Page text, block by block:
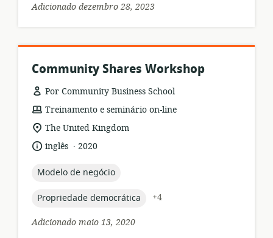
Adicionado dezembro 28, 2023
Community Shares Workshop
Por Community Business School
formato
de
recurso:
Treinamento e seminário on-line
local
de
relevância:
The United Kingdom
idioma:
inglês .
data
publicação:
2020
topic:
Modelo de negócio
topic:
Propriedade democrática
+4
Adicionado maio 13, 2020